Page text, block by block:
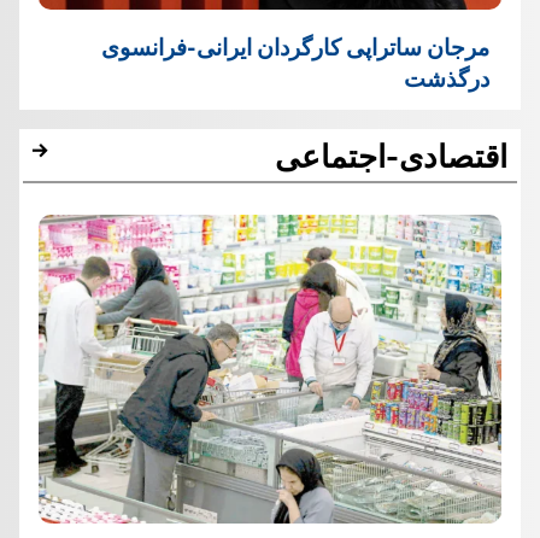
مرجان ساتراپی کارگردان ایرانی-فرانسوی
درگذشت
اقتصادی-اجتماعی